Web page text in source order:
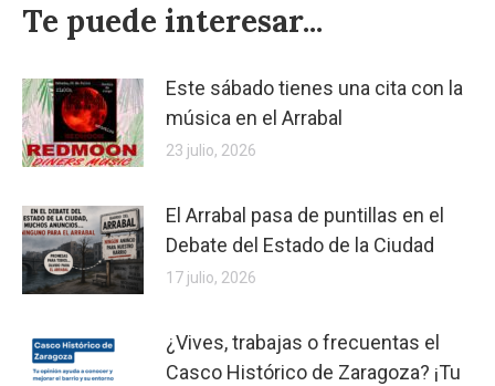
Te puede interesar...
Este sábado tienes una cita con la
música en el Arrabal
23 julio, 2026
El Arrabal pasa de puntillas en el
Debate del Estado de la Ciudad
17 julio, 2026
¿Vives, trabajas o frecuentas el
Casco Histórico de Zaragoza? ¡Tu